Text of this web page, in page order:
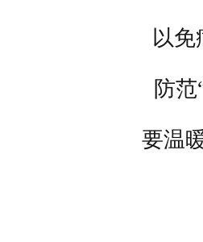
以免
防范
要温